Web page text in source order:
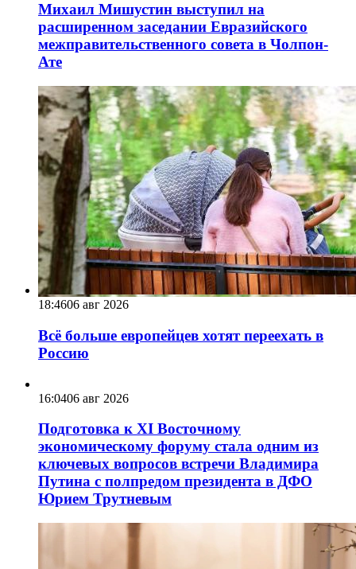
Михаил Мишустин выступил на
расширенном заседании Евразийского
межправительственного совета в Чолпон-
Ате
18:4606 авг 2026
Всё больше европейцев хотят переехать в
Россию
16:0406 авг 2026
Подготовка к XI Восточному
экономическому форуму стала одним из
ключевых вопросов встречи Владимира
Путина с полпредом президента в ДФО
Юрием Трутневым